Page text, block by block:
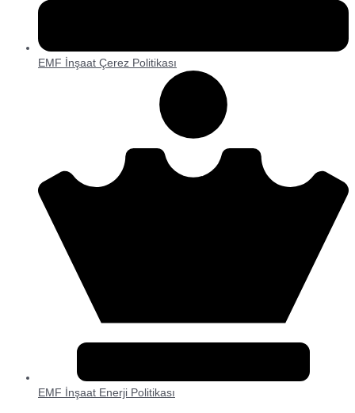
EMF İnşaat Çerez Politikası
EMF İnşaat Enerji Politikası